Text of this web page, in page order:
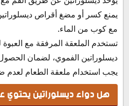
يمنع كسر أو مضغ أقراص
مع كوب من الماء.
تستخدم الملعقة المرفقة مع
ديسلوراتين الفموي، لضمان
يجب استخدام ملعقة الطعام لعدم
هل دواء ديسلوراتين يحتوي